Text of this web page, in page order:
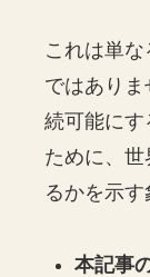
これは単
ではあり
続可能にす
ために、
るかを示す
本記事